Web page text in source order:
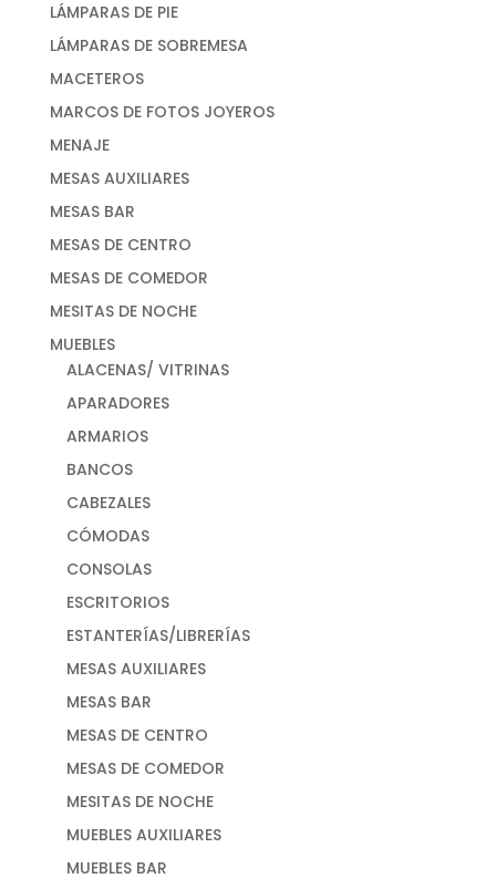
LÁMPARAS DE PIE
LÁMPARAS DE SOBREMESA
MACETEROS
MARCOS DE FOTOS JOYEROS
MENAJE
MESAS AUXILIARES
MESAS BAR
MESAS DE CENTRO
MESAS DE COMEDOR
MESITAS DE NOCHE
MUEBLES
ALACENAS/ VITRINAS
APARADORES
ARMARIOS
BANCOS
CABEZALES
CÓMODAS
CONSOLAS
ESCRITORIOS
ESTANTERÍAS/LIBRERÍAS
MESAS AUXILIARES
MESAS BAR
MESAS DE CENTRO
MESAS DE COMEDOR
MESITAS DE NOCHE
MUEBLES AUXILIARES
MUEBLES BAR